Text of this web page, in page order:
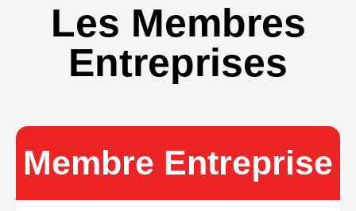
Les Membres
Entreprises
Membre Entreprise